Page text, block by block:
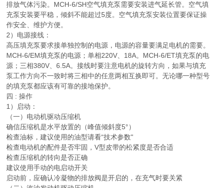
排放气体污染。MCH-6/SH空气填充泵需要安装进气延长管。空气填
充泵安装要平稳，倾斜不能超过5度。空气填充泵安装位置要保证操
作安全、维护方便。
2）电源接线：
高压填充泵要求接单独控制的电源，电源的容量要满足电机的需要。
MCH-6/EM填充泵的电源；单相220V、18A。MCH-6/ET填充泵的电
源；三相380V、6.5A。接线时要注意电机的旋转方向，如果与填充
泵工作方向不一致时将三相中的任意两相互换即可。无论哪一种型号
的填充泵都应该有可靠的接地保护。
四 : 操作
1）启动：
（一）电动机驱动压缩机
确信压缩机是水平放置的（峰值倾斜度5°）
检查油标，建议使用的油型请看“技术参数"
检查电动机的配件是否牢固，V型皮带的松紧度是否合适
检查压缩机的转向是否正确
建议使用手动的电启动开关
启动前，应确认冷凝物的排放阀是开启的，在充气时要关紧